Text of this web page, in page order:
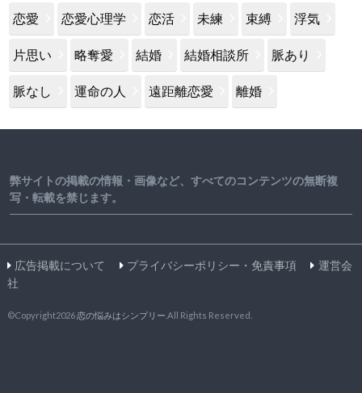
恋愛 恋愛心理学 恋活 未練 束縛 浮気
片思い 略奪愛 結婚 結婚相談所 脈あり
脈なし 運命の人 遠距離恋愛 離婚
弊サイトの掲載の情報・画像など、すべてのコンテンツの無断複
写・転載を禁じます。
広告掲載について プライバシーポリシー・免責事項
運営会
社
©Copyright2026恋の悩みはシンプリー .All Rights Reserved.